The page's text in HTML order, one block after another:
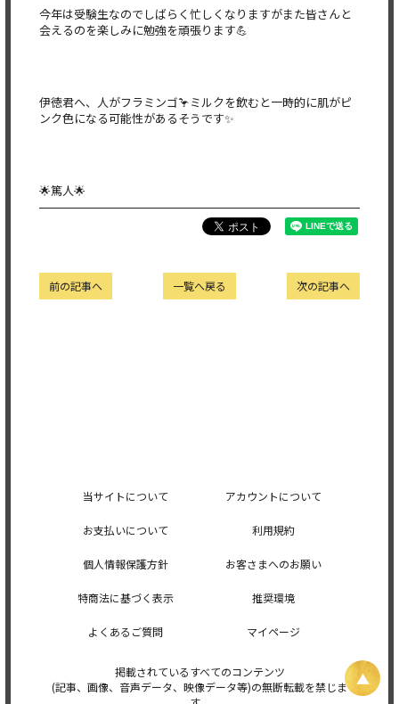
今年は受験生なのでしばらく忙しくなりますがまた皆さんと
会えるのを楽しみに勉強を頑張ります💪
伊徳君へ、人がフラミンゴ🦩ミルクを飲むと一時的に肌がピ
ンク色になる可能性があるそうです✨
🌟篤人🌟
次の記事へ
一覧へ戻る
前の記事へ
当サイトについて アカウントについて
お支払いについて 利用規約
個人情報保護方針 お客さまへのお願い
特商法に基づく表示 推奨環境
よくあるご質問 マイページ
掲載されているすべてのコンテンツ
(記事、画像、音声データ、映像データ等)の無断転載を禁じま